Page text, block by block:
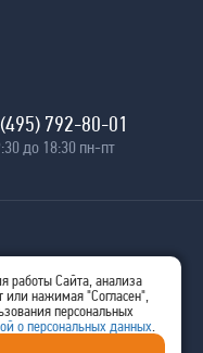
792-80-01
до 18:30 пн-пт
работы Сайта, анализа
или нажимая "Согласен",
персональных
о персональных данных